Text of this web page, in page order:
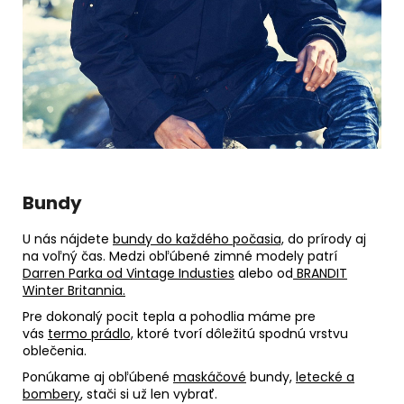
Bundy
U nás nájdete bundy do každého počasia, do prírody aj
na voľný čas. Medzi obľúbené zimné modely patrí
Darren Parka od Vintage Industies alebo od BRANDIT
Winter Britannia.
Pre dokonalý pocit tepla a pohodlia máme pre
vás termo prádlo, ktoré tvorí dôležitú spodnú vrstvu
oblečenia.
Ponúkame aj obľúbené maskáčové bundy, letecké a
bombery, stači si už len vybrať.